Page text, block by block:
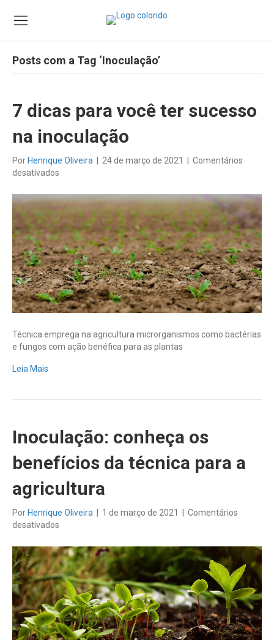
Posts com a Tag ‘Inoculação’
7 dicas para você ter sucesso
na inoculação
Por Henrique Oliveira 24 de março de 2021
Comentários
desativados
dicas
para
você
ter
sucesso
na
inoculação
Técnica emprega na agricultura microrganismos como bactérias
e fungos com ação benéfica para as plantas
Leia Mais
Inoculação: conheça os
benefícios da técnica para a
agricultura
Por Henrique Oliveira 1 de março de 2021
Comentários
desativados
conheça
os
benefícios
da
técnica
para
a
agricultura